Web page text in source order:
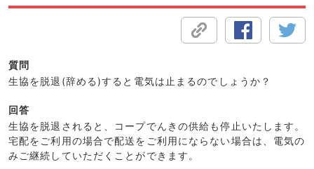
質問
生協を脱退(辞める)すると電気は止まるのでしょうか？
回答
生協を脱退されると、コープでんきの供給も停止いたします。
宅配をご利用の場合で配送をご利用にならない場合は、電気の
みご継続していただくことができます。